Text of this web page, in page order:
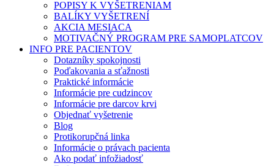
POPISY K VYŠETRENIAM
BALÍKY VYŠETRENÍ
AKCIA MESIACA
MOTIVAČNÝ PROGRAM PRE SAMOPLATCOV
INFO PRE PACIENTOV
Dotazníky spokojnosti
Poďakovania a sťažnosti
Praktické informácie
Informácie pre cudzincov
Informácie pre darcov krvi
Objednať vyšetrenie
Blog
Protikorupčná linka
Informácie o právach pacienta
Ako podať infožiadosť